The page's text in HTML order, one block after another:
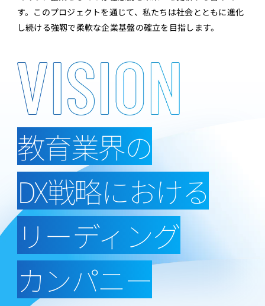
す。このプロジェクトを通じて、私たちは社会とともに進化
し続ける強靱で柔軟な企業基盤の確立を目指します。
教育業界の
DX戦略における
リーディング
カンパニー